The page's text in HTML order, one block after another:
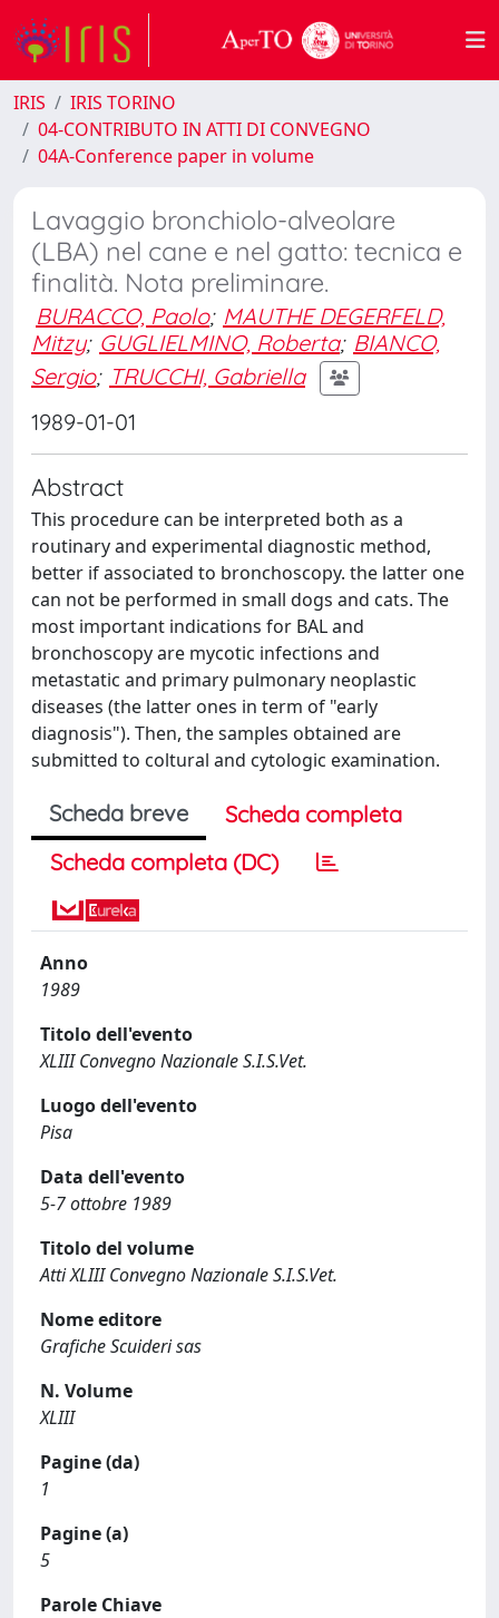
IRIS
IRIS TORINO
04-CONTRIBUTO IN ATTI DI CONVEGNO
04A-Conference paper in volume
Lavaggio bronchiolo-alveolare
(LBA) nel cane e nel gatto: tecnica e
finalità. Nota preliminare.
BURACCO, Paolo; MAUTHE DEGERFELD,
Mitzy; GUGLIELMINO, Roberta; BIANCO,
Sergio; TRUCCHI, Gabriella
1989-01-01
Abstract
This procedure can be interpreted both as a
routinary and experimental diagnostic method,
better if associated to bronchoscopy. the latter one
can not be performed in small dogs and cats. The
most important indications for BAL and
bronchoscopy are mycotic infections and
metastatic and primary pulmonary neoplastic
diseases (the latter ones in term of "early
diagnosis"). Then, the samples obtained are
submitted to coltural and cytologic examination.
Scheda breve
Scheda completa
Scheda completa (DC)
Anno
1989
Titolo dell'evento
XLIII Convegno Nazionale S.I.S.Vet.
Luogo dell'evento
Pisa
Data dell'evento
5-7 ottobre 1989
Titolo del volume
Atti XLIII Convegno Nazionale S.I.S.Vet.
Nome editore
Grafiche Scuideri sas
N. Volume
XLIII
Pagine (da)
1
Pagine (a)
5
Parole Chiave